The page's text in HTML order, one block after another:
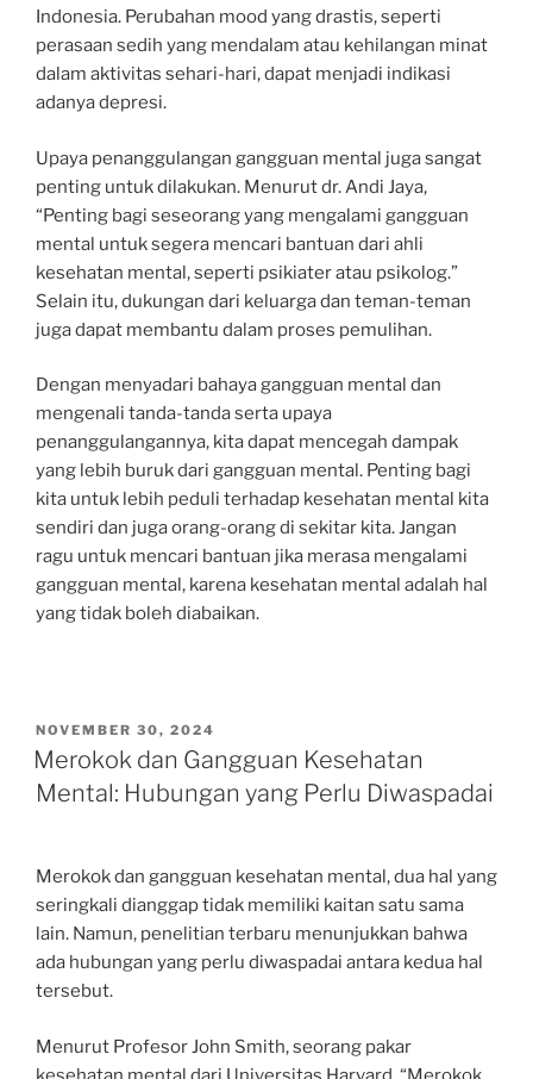
Indonesia. Perubahan mood yang drastis, seperti
perasaan sedih yang mendalam atau kehilangan minat
dalam aktivitas sehari-hari, dapat menjadi indikasi
adanya depresi.
Upaya penanggulangan gangguan mental juga sangat
penting untuk dilakukan. Menurut dr. Andi Jaya,
“Penting bagi seseorang yang mengalami gangguan
mental untuk segera mencari bantuan dari ahli
kesehatan mental, seperti psikiater atau psikolog.”
Selain itu, dukungan dari keluarga dan teman-teman
juga dapat membantu dalam proses pemulihan.
Dengan menyadari bahaya gangguan mental dan
mengenali tanda-tanda serta upaya
penanggulangannya, kita dapat mencegah dampak
yang lebih buruk dari gangguan mental. Penting bagi
kita untuk lebih peduli terhadap kesehatan mental kita
sendiri dan juga orang-orang di sekitar kita. Jangan
ragu untuk mencari bantuan jika merasa mengalami
gangguan mental, karena kesehatan mental adalah hal
yang tidak boleh diabaikan.
POSTED
ON
NOVEMBER 30, 2024
Merokok dan Gangguan Kesehatan
Mental: Hubungan yang Perlu Diwaspadai
Merokok dan gangguan kesehatan mental, dua hal yang
seringkali dianggap tidak memiliki kaitan satu sama
lain. Namun, penelitian terbaru menunjukkan bahwa
ada hubungan yang perlu diwaspadai antara kedua hal
tersebut.
Menurut Profesor John Smith, seorang pakar